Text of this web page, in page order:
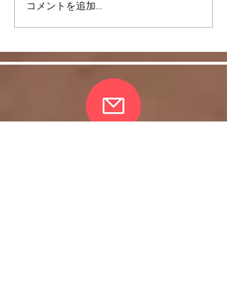
リバウンドを避けるに
は・・・
コメントを追加…